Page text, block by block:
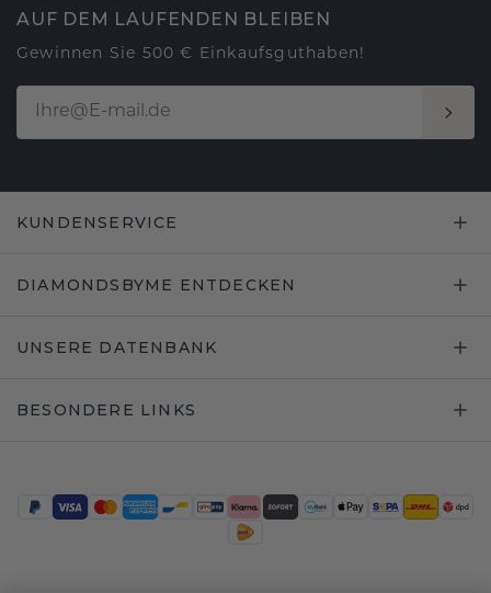
AUF DEM LAUFENDEN BLEIBEN
Gewinnen Sie 500 € Einkaufsguthaben!
KUNDENSERVICE
DIAMONDSBYME ENTDECKEN
UNSERE DATENBANK
BESONDERE LINKS